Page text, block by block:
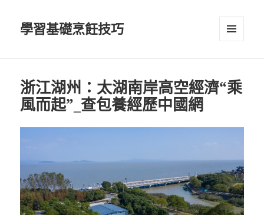
學習基礎烹飪技巧
浙江湖州：太湖南岸高空經濟“乘
風而起”_查包養經歷中國網